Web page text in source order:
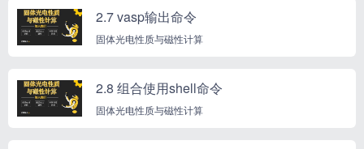
2.7 vasp输出命令
固体光电性质与磁性计算
2.8 组合使用shell命令
固体光电性质与磁性计算